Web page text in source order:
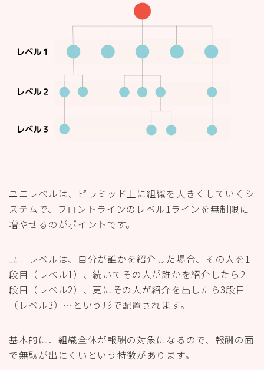
ユニレベルは、ピラミッド上に組織を大きくしていくシ
ステムで、フロントラインのレベル1ラインを無制限に
増やせるのがポイントです。
ユニレベルは、自分が誰かを紹介した場合、その人を1
段目（レベル1）、続いてその人が誰かを紹介したら2
段目（レベル2）、更にその人が紹介を出したら3段目
（レベル3）…という形で配置されます。
基本的に、組織全体が報酬の対象になるので、報酬の面
で無駄が出にくいという特徴があります。